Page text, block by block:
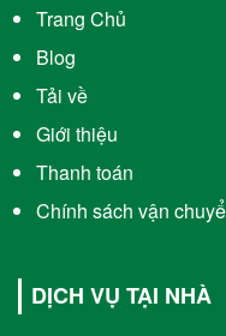
Trang Chủ
Blog
Tải về
Giới thiệu
Thanh toán
Chính sách vận
DỊCH VỤ TẠI NHÀ